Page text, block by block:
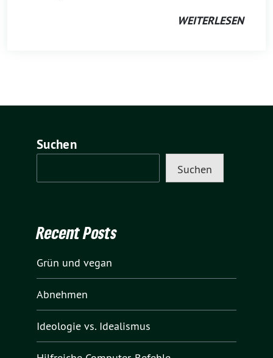
WEITERLESEN
Suchen
Suchen
Recent Posts
Grün und vegan
Abnehmen
Ideologie vs. Idealismus